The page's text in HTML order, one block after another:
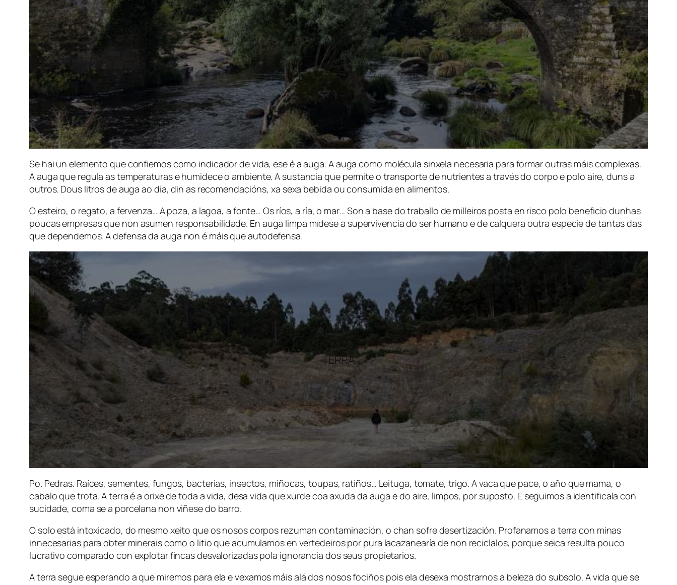
AUGA
Se hai un elemento que confiemos como indicador de vida, ese é a auga. A auga como molécula sinxela necesaria para formar outras máis complexas.
A auga que regula as temperaturas e humidece o ambiente. A sustancia que permite o transporte de nutrientes a través do corpo e polo aire, duns a
outros. Dous litros de auga ao día, din as recomendacións, xa sexa bebida ou consumida en alimentos.
O esteiro, o regato, a fervenza… A poza, a lagoa, a fonte… Os ríos, a ría, o mar… Son a base do traballo de milleiros posta en risco polo beneficio dunhas
poucas empresas que non asumen responsabilidade. En auga limpa mídese a supervivencia do ser humano e de calquera outra especie de tantas das
que dependemos. A defensa da auga non é máis que autodefensa.
TERRA
Po. Pedras. Raíces, sementes, fungos, bacterias, insectos, miñocas, toupas, ratiños… Leituga, tomate, trigo. A vaca que pace, o año que mama, o
cabalo que trota. A terra é a orixe de toda a vida, desa vida que xurde coa axuda da auga e do aire, limpos, por suposto. E seguimos a identificala con
sucidade, coma se a porcelana non viñese do barro.
O solo está intoxicado, do mesmo xeito que os nosos corpos rezuman contaminación, o chan sofre desertización. Profanamos a terra con minas
innecesarias para obter minerais como o litio que acumulamos en vertedeiros por pura lacazanearía de non reciclalos, porque seica resulta pouco
lucrativo comparado con explotar fincas desvalorizadas pola ignorancia dos seus propietarios.
A terra segue esperando a que miremos para ela e vexamos máis alá dos nosos fociños pois ela desexa mostrarnos a beleza do subsolo. A vida que se